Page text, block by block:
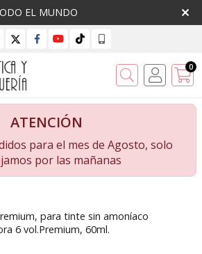
EL MUNDO
Buscar 0
ATENCIÓN
para el mes de Agosto, solo
por las mañanas
para tinte sin amoníaco
6 vol.Premium, 60ml.